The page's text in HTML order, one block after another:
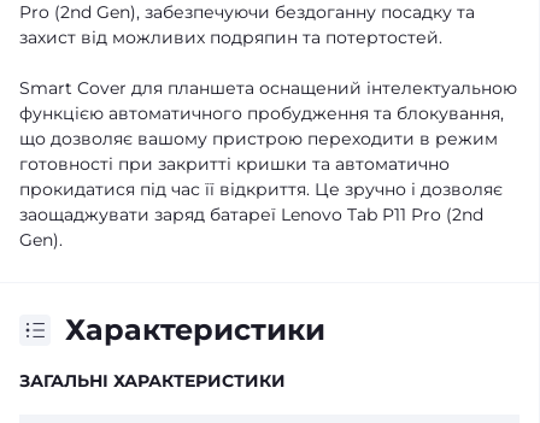
Pro (2nd Gen), забезпечуючи бездоганну посадку та
захист від можливих подряпин та потертостей.
Smart Cover для планшета оснащений інтелектуальною
функцією автоматичного пробудження та блокування,
що дозволяє вашому пристрою переходити в режим
готовності при закритті кришки та автоматично
прокидатися під час її відкриття. Це зручно і дозволяє
заощаджувати заряд батареї Lenovo Tab P11 Pro (2nd
Gen).
Характеристики
ЗАГАЛЬНІ ХАРАКТЕРИСТИКИ